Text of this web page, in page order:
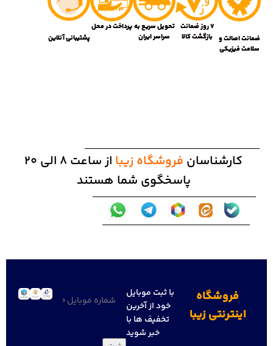
ضمانت اصالت و
سلامت فیزیکی
7 روز ضمانت
بازگشت کالا
تحویل سریع به
سراسر ایران
پرداخت در محل
پشتیبانی آنلاین
کارشناسان فروشگاه زیبا
از ساعت 8 الی 20
پاسخگوی شما هستند
فروشگاه
اینترنتی زیبا
با ثبت موبایل
خود از آخرین
تخفیف ها با
خبر شوید
تلفن (ضروری)